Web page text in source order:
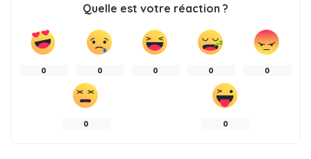
Quelle est votre réaction ?
0 0 0 0 0
0 0